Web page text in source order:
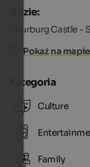
Gdzie:
Churburg Castle -
Pokaż na mapie
Kategoria
Culture
Family